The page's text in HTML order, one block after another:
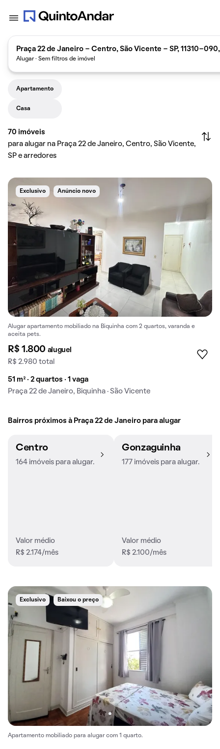
Praça 22 de Janeiro - Centro, São Vicente - SP, 11310-
Alugar · Sem filtros de imóvel
Apartamento
Casa
70 imóveis
para alugar na Praça 22 de Janeiro, Centro, São Vicente,
SP e arredores
Exclusivo Anúncio novo
Alugar apartamento mobiliado na Biquinha com 2 quartos, varanda e
aceita pets.
R$ 1.800 aluguel
R$ 2.980 total
51 m² · 2 quartos · 1 vaga
Praça 22 de Janeiro, Biquinha · São Vicente
Bairros próximos à Praça 22 de Janeiro para alugar
Centro
164 imóveis para alugar.
Valor médio
R$ 2.174/mês
Gonzaguinha
177 imóveis para alugar.
Valor médio
R$ 2.100/mês
Exclusivo Baixou o preço
Apartamento mobiliado para alugar com 1 quarto.